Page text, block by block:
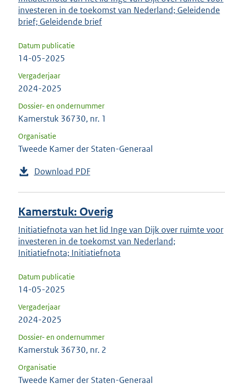
investeren in de toekomst van Nederland; Geleidende
brief; Geleidende brief
Datum publicatie
14-05-2025
Vergaderjaar
2024-2025
Dossier- en ondernummer
Kamerstuk 36730, nr. 1
Organisatie
Tweede Kamer der Staten-Generaal
Download PDF
Kamerstuk: Overig
Initiatiefnota van het lid Inge van Dijk over ruimte voor
investeren in de toekomst van Nederland;
Initiatiefnota; Initiatiefnota
Datum publicatie
14-05-2025
Vergaderjaar
2024-2025
Dossier- en ondernummer
Kamerstuk 36730, nr. 2
Organisatie
Tweede Kamer der Staten-Generaal